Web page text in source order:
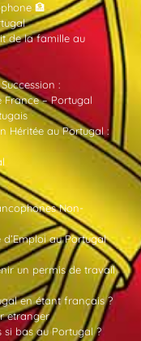
🏦
de la famille au
:
– Portugal
Héritée au Portugal :
Non-
au Portugal
un permis de travail
en étant français ?
etranger
si bas au Portugal ?